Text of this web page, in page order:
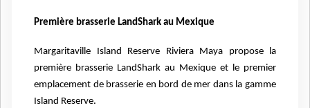
Première brasserie LandShark au Mexique
Margaritaville Island Reserve Riviera Maya propose la
première brasserie LandShark au Mexique et le premier
emplacement de brasserie en bord de mer dans la gamme
Island Reserve.